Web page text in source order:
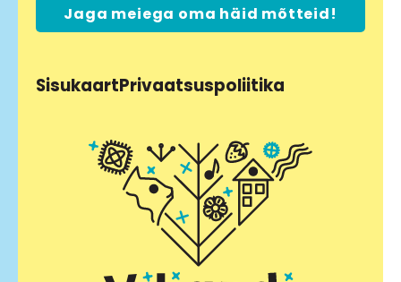
Jaga meiega oma häid mõtteid!
SisukaartPrivaatsuspoliitika